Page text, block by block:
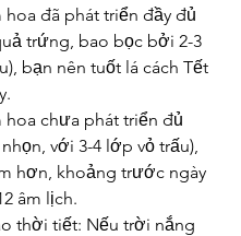
hoa đã phát triển đầy đủ
trứng, bao bọc bởi 2-3
bạn nên tuốt lá cách Tết
hoa chưa phát triển đủ
với 3-4 lớp vỏ trấu),
hơn, khoảng trước ngày
âm lịch.
thời tiết: Nếu trời nắng